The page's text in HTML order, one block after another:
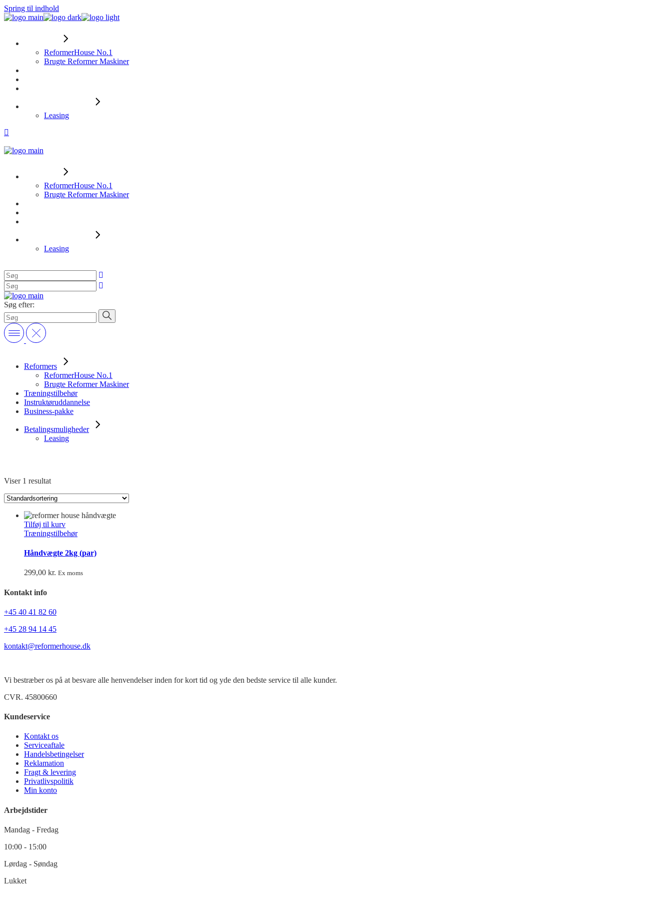
Spring til indhold
ReformerHouse No.1
Brugte Reformer Maskiner
Leasing
ReformerHouse No.1
Brugte Reformer Maskiner
Leasing
Søg efter:
Reformers
ReformerHouse No.1
Brugte Reformer Maskiner
Træningstilbehør
Instruktøruddannelse
Business-pakke
Betalingsmuligheder
Leasing
Viser 1 resultat
Tilføj til kurv
Træningstilbehør
Håndvægte 2kg (par)
299,00 kr. Ex moms
Kontakt info
+45 40 41 82 60
+45 28 94 14 45
kontakt@reformerhouse.dk
Vi bestræber os på at besvare alle henvendelser inden for kort tid og yde den bedste service til alle kunder.
CVR. 45800660
Kundeservice
Kontakt os
Serviceaftale
Handelsbetingelser
Reklamation
Fragt & levering
Privatlivspolitik
Min konto
Arbejdstider
Mandag - Fredag
10:00 - 15:00
Lørdag - Søndag
Lukket